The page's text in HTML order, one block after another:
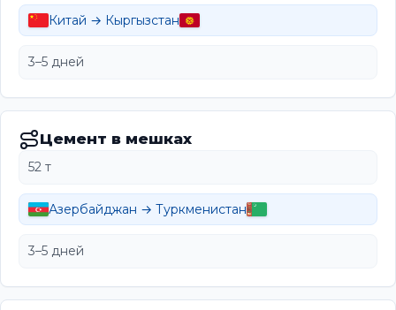
Китай → Кыргызстан
3–5 дней
Цемент в мешках
52 т
Азербайджан → Туркменистан
3–5 дней